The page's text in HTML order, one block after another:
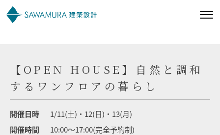
私たちの家づくり
施工事例
【OPEN HOUSE】自然と調和
するワンフロアの暮らし
開催日時
1/11(土)・12(日)・13(月)
開催時間
10:00～17:00(完全予約制)